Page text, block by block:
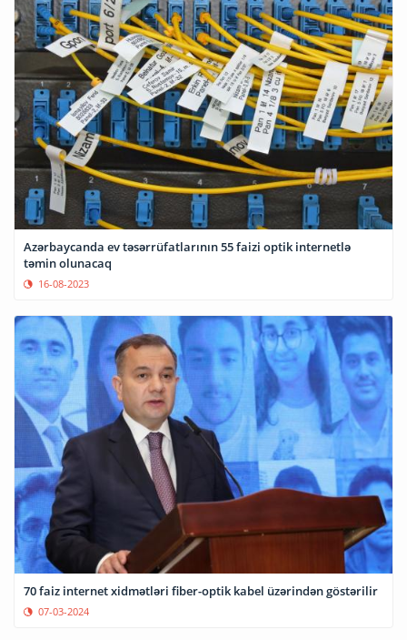
Azərbaycanda ev təsərrüfatlarının 55 faizi optik internetlə
təmin olunacaq
16-08-2023
70 faiz internet xidmətləri fiber-optik kabel üzərindən göstərilir
07-03-2024